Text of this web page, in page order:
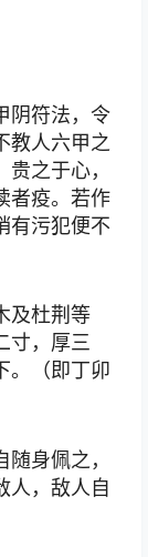
阴符法，令
教人六甲之
之于心，
者疫。若作
有污犯便不
及杜荆等
寸，厚三
。（即丁卯
身佩之，
人，敌人自